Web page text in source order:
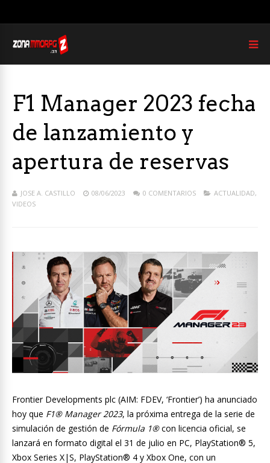
F1 Manager 2023 fecha
de lanzamiento y
apertura de reservas
JOSE A. CASTILLO 08/06/2023 0 COMENTARIOS ACTUALIDAD,
VIDEOS
Frontier Developments plc (AIM: FDEV, ‘Frontier’) ha anunciado
hoy que F1® Manager 2023, la próxima entrega de la serie de
simulación de gestión de Fórmula 1®con licencia oficial, se
lanzará en formato digital el 31 de julio en PC, PlayStation® 5,
Xbox Series X|S, PlayStation® 4 y Xbox One, con un